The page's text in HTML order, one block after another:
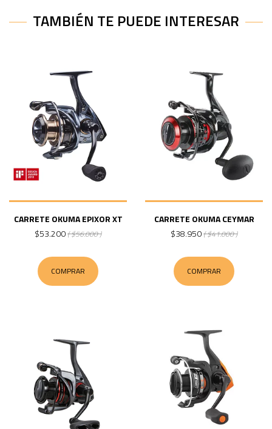
TAMBIÉN TE PUEDE INTERESAR
CARRETE OKUMA EPIXOR XT
$53.200( $56.000 )
COMPRAR
CARRETE OKUMA CEYMAR
$38.950( $41.000 )
COMPRAR